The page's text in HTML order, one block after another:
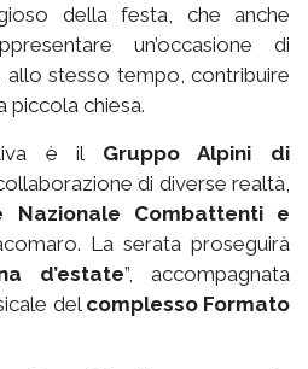
della festa, che anche
un’occasione di
stesso tempo, contribuire
piccola chiesa.
è il Gruppo Alpini di
di diverse realtà,
Nazionale Combattenti e
La serata proseguirà
d’estate”, accompagnata
del complesso Formato